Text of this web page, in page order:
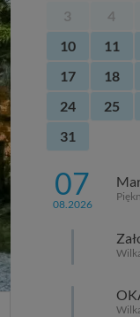
3
4
10
11
17
18
24
25
31
07
08.2026